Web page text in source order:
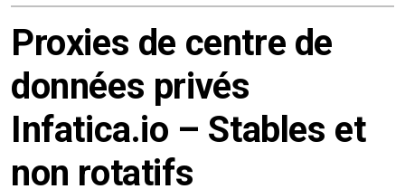
Proxies de centre de
données privés
Infatica.io – Stables et
non rotatifs